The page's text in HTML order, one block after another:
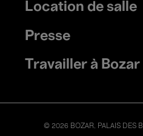
Location de salle
Presse
Travailler à Bozar
© 2026 BOZAR. PALAIS DES